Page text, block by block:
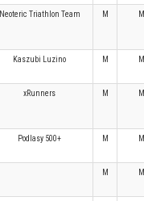
Neoteric Triathlon Team M
Kaszubi Luzino M
xRunners M
Podlasy 500+ M
M